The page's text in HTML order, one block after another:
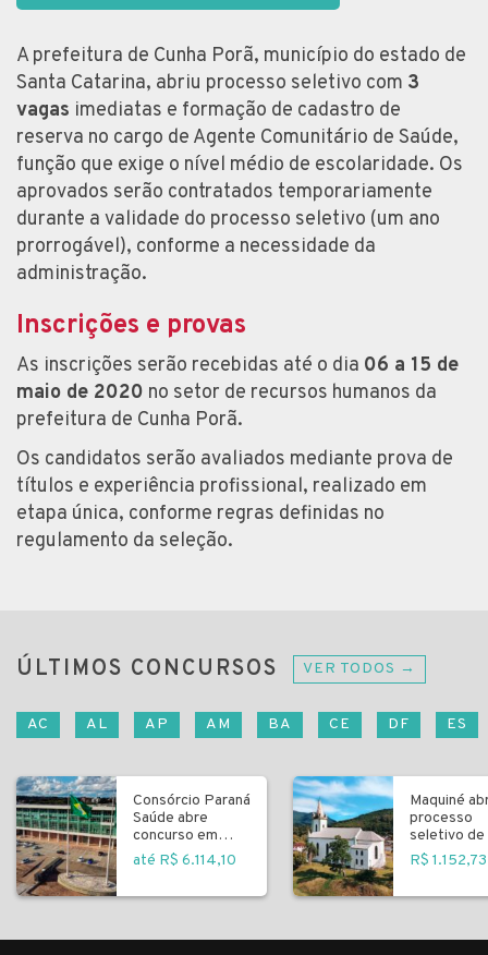
A prefeitura de Cunha Porã, município do estado de
Santa Catarina, abriu processo seletivo com 3
vagas imediatas e formação de cadastro de
reserva no cargo de Agente Comunitário de Saúde,
função que exige o nível médio de escolaridade. Os
aprovados serão contratados temporariamente
durante a validade do processo seletivo (um ano
prorrogável), conforme a necessidade da
administração.
Inscrições e provas
As inscrições serão recebidas até o dia 06 a 15 de
maio de 2020 no setor de recursos humanos da
prefeitura de Cunha Porã.
Os candidatos serão avaliados mediante prova de
títulos e experiência profissional, realizado em
etapa única, conforme regras definidas no
regulamento da seleção.
ÚLTIMOS CONCURSOS VER TODOS →
AC AL AP AM BA CE DF ES
Consórcio Paraná
Saúde abre
concurso em
Curitiba
até R$ 6.114,10
Maquiné
processo
seletivo de
R$ 1.152,73